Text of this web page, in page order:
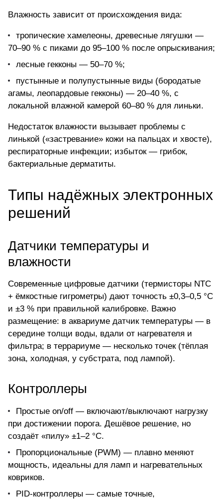
Влажность зависит от происхождения вида:
тропические хамелеоны, древесные лягушки —
70–90 % с пиками до 95–100 % после опрыскивания;
лесные гекконы — 50–70 %;
пустынные и полупустынные виды (бородатые
агамы, леопардовые гекконы) — 20–40 %, с
локальной влажной камерой 60–80 % для линьки.
Недостаток влажности вызывает проблемы с
линькой («застревание» кожи на пальцах и хвосте),
респираторные инфекции; избыток — грибок,
бактериальные дерматиты.
Типы надёжных электронных
решений
Датчики температуры и
влажности
Современные цифровые датчики (термисторы NTC
+ ёмкостные гигрометры) дают точность ±0,3–0,5 °C
и ±3 % при правильной калибровке. Важно
размещение: в аквариуме датчик температуры — в
середине толщи воды, вдали от нагревателя и
фильтра; в террариуме — несколько точек (тёплая
зона, холодная, у субстрата, под лампой).
Контроллеры
Простые on/off — включают/выключают нагрузку
при достижении порога. Дешёвое решение, но
создаёт «пилу» ±1–2 °C.
Пропорциональные (PWM) — плавно меняют
мощность, идеальны для ламп и нагревательных
ковриков.
PID-контроллеры — самые точные,